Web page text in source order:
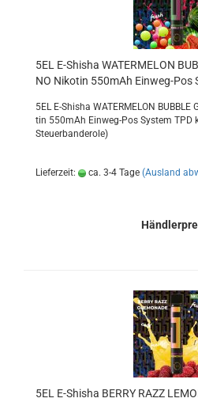
5EL E-​Shi­sha WA­TER­ME­LON
NO Ni­ko­tin 550mAh Einweg-​​Pos
5EL E-​Shisha WA­TER­ME­LON
tin 550mAh Einweg-​Pos Sys­tem TPD
Steu­er­ban­de­ro­le)
Lieferzeit: ca. 3-4 Tage (Ausland
5EL E-​Shi­sha BERRY RAZZ